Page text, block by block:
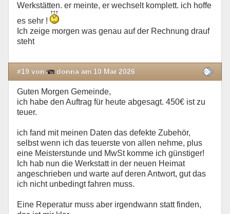
Werkstätten. er meinte, er wechselt komplett. ich hoffe
es sehr !
Ich zeige morgen was genau auf der Rechnung drauf
steht
#19 von donna am 10 Mar 2026
Guten Morgen Gemeinde,
ich habe den Auftrag für heute abgesagt. 450€ ist zu
teuer.
ich fand mit meinen Daten das defekte Zubehör,
selbst wenn ich das teuerste von allen nehme, plus
eine Meisterstunde und MwSt komme ich günstiger!
Ich hab nun die Werkstatt in der neuen Heimat
angeschrieben und warte auf deren Antwort, gut das
ich nicht unbedingt fahren muss.
Eine Reperatur muss aber irgendwann statt finden,